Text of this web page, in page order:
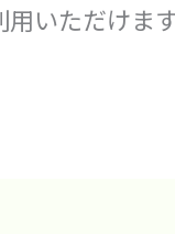
いただけま